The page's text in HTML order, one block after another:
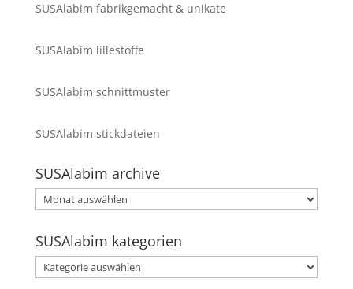
SUSAlabim fabrikgemacht & unikate
SUSAlabim lillestoffe
SUSAlabim schnittmuster
SUSAlabim stickdateien
SUSAlabim archive
SUSAlabim
archive
SUSAlabim kategorien
SUSAlabim
kategorien